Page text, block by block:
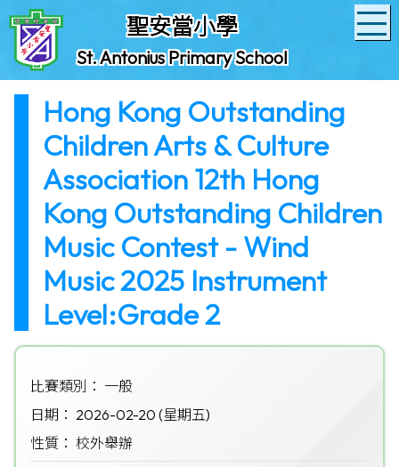
聖安當小學
St. Antonius Primary School
Hong Kong Outstanding
Children Arts & Culture
Association 12th Hong
Kong Outstanding Children
Music Contest - Wind
Music 2025 Instrument
Level:Grade 2
比賽類別： 一般
日期： 2026-02-20 (星期五)
性質： 校外舉辦